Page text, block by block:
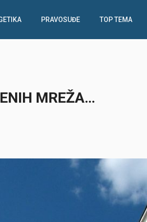
PRAVOSUĐE TOP TEMA
MREŽA…